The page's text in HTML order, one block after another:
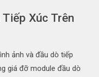
Xúc Trên
ảnh và đầu dò tiếp
giá đỡ module đầu dò